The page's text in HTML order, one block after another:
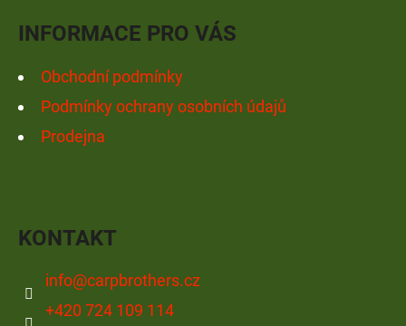
INFORMACE PRO VÁS
Obchodní podmínky
Podmínky ochrany osobních údajů
Prodejna
KONTAKT
info@carpbrothers.cz
+420 724 109 114